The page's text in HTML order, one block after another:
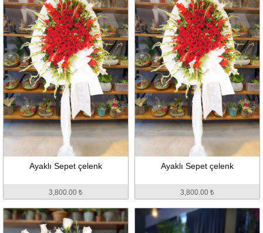
Ayaklı Sepet çelenk
3,800.00 ₺
Ayaklı Sepet çelenk
3,800.00 ₺